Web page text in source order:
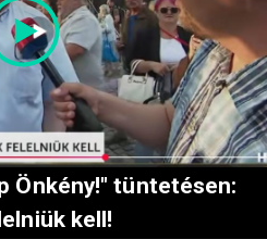
Önkény!" tüntetésen:
kell!